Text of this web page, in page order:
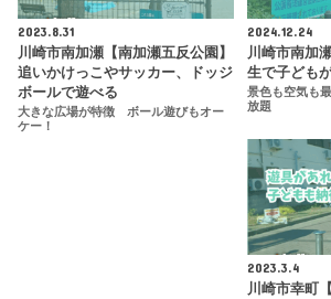
2023.8.31
川崎市南加瀬【南加瀬五反公園】
追いかけっこやサッカー、ドッジ
ボールで遊べる
大きな広場が特徴 ボール遊びもオー
ケー！
2024.12.24
川崎市南加
生で子ども
景色も空気も
放題
2023.3.4
川崎市幸町